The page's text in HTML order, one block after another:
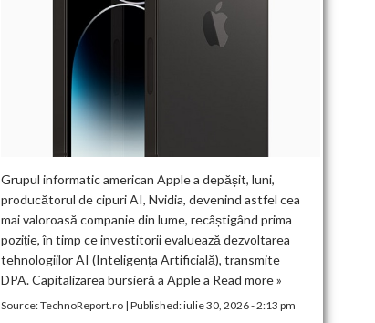
Grupul informatic american Apple a depășit, luni,
producătorul de cipuri AI, Nvidia, devenind astfel cea
mai valoroasă companie din lume, recâștigând prima
poziție, în timp ce investitorii evaluează dezvoltarea
tehnologiilor AI (Inteligența Artificială), transmite
DPA. Capitalizarea bursieră a Apple a Read more »
Source:TechnoReport.ro| Published:iulie 30, 2026 - 2:13 pm